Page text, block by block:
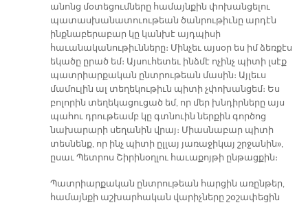
անոնց մօտեցումները համայնքին փոխանցելու
պատասխանատուութեան ծանրութիւնը արդէն
ինքնաբերաբար կը կանխէ այդպիսի
հաւանականութիւնները։ Մինչեւ այսօր ես իմ ձեռքէս
եկածը ըրած եմ։ Այսուհետեւ ինձմէ ոչինչ պիտի լսէք
պատրիարքական ընտրութեան մասին։ Այլեւս
մամուլին ալ տեղեկութիւն պիտի չփոխանցեմ։ Ես
բոլորին տեղեկացուցած եմ, որ մեր խնդիրները այս
պահու դրութեամբ կը գտնուին ներքին գործոց
նախարարի սեղանին վրայ։ Միասնաբար պիտի
տեսնենք, որ ինչ պիտի ըլլայ յառաջիկայ շրջանին»,
ըսաւ Պետրոս Շիրինօղլու հաւաքոյթի ընթացքին։
Պատրիարքական ընտրութեան հարցին առընթեր,
համայնքի աշխարհական վարիչները շօշափեցին